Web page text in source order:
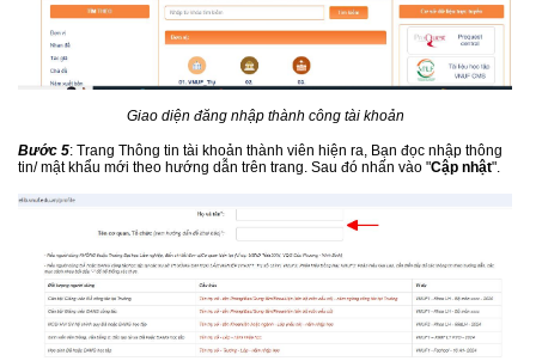
Giao diện đăng nhập thành công tài khoản
Bước 5: Trang Thông tin tài khoản thành viên hiện ra, Bạn đọc nhập thông
tin/ mật khẩu mới theo hướng dẫn trên trang. Sau đó nhấn vào "Cập nhật".